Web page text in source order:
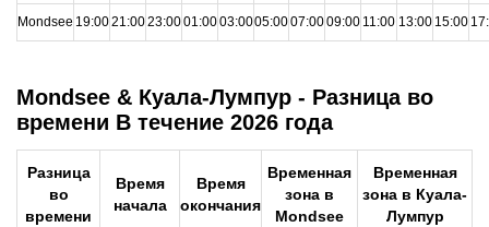
Mondsee 19:0021:0023:0001:0003:0005:0007:0009:00 11:00 13:00 15:00
Mondsee & Куала-Лумпур - Разница во
времени В течение 2026 года
Разница
во
времени
Время
начала
Время
окончания
Временная
зона в
Mondsee
Временная
зона в Куала-
Лумпур